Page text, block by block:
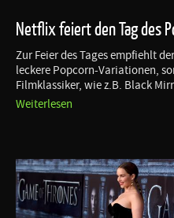
Netflix feiert den Tag des
Zur Feier des Tages empfiehlt
leckere Popcorn-Variationen,
Filmklassiker, wie z.B. Black
Weiterlesen